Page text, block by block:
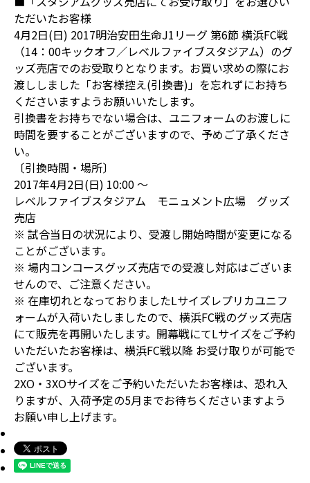
ただいたお客様
4月2日(日) 2017明治安田生命J1リーグ 第6節 横浜FC戦
（14：00キックオフ／レベルファイブスタジアム）のグ
ッズ売店でのお受取りとなります。お買い求めの際にお
渡ししました「お客様控え(引換書)」を忘れずにお持ち
くださいますようお願いいたします。
引換書をお持ちでない場合は、ユニフォームのお渡しに
時間を要することがございますので、予めご了承くださ
い。
〔引換時間・場所〕
2017年4月2日(日) 10:00 ～
レベルファイブスタジアム モニュメント広場 グッズ
売店
※ 試合当日の状況により、受渡し開始時間が変更になる
ことがございます。
※ 場内コンコースグッズ売店での受渡し対応はございま
せんので、ご注意ください。
※ 在庫切れとなっておりましたLサイズレプリカユニフ
ォームが入荷いたしましたので、横浜FC戦のグッズ売店
にて販売を再開いたします。開幕戦にてLサイズをご予約
いただいたお客様は、横浜FC戦以降 お受け取りが可能で
ございます。
2XO・3XOサイズをご予約いただいたお客様は、恐れ入
りますが、入荷予定の5月までお待ちくださいますよう
お願い申し上げます。